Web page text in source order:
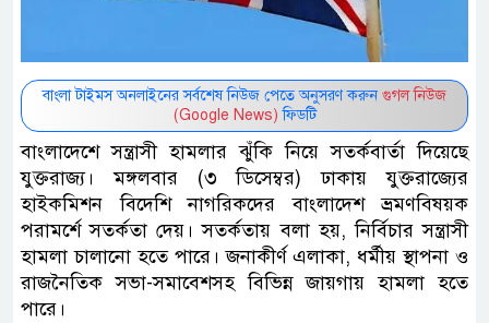
বাংলা টাইমস অনলাইনের সর্বশেষ নিউজ পেতে অনুসরণ করুন গুগল নিউজ
(Google News) ফিডটি
বাংলাদেশে সন্ত্রাসী হামলার ঝুঁকি নিয়ে সতর্কবার্তা দিয়েছে
যুক্তরাজ্য। মঙ্গলবার (৩ ডিসেম্বর) ঢাকায় যুক্তরাজ্যের
হাইকমিশন বিদেশি নাগরিকদের বাংলাদেশ ভ্রমণবিষয়ক
পরামর্শে সতর্কতা দেয়। সতর্কতায় বলা হয়, নির্বিচার সন্ত্রাসী
হামলা চালানো হতে পারে। জনাকীর্ণ এলাকা, ধর্মীয় স্থাপনা ও
রাজনৈতিক সভা-সমাবেশসহ বিভিন্ন জায়গায় হামলা হতে
পারে।